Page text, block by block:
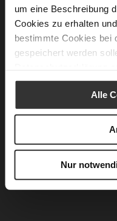
um eine Beschreibung
Cookies zu erhalten
bestimmte Cookies bei
gespeichert werden
Alle
Nur
Mehr
Informationen
Lederfutter
F 1/2
Made in
in Europe
Schnürung
Nein
supersoftes
hochwertiges